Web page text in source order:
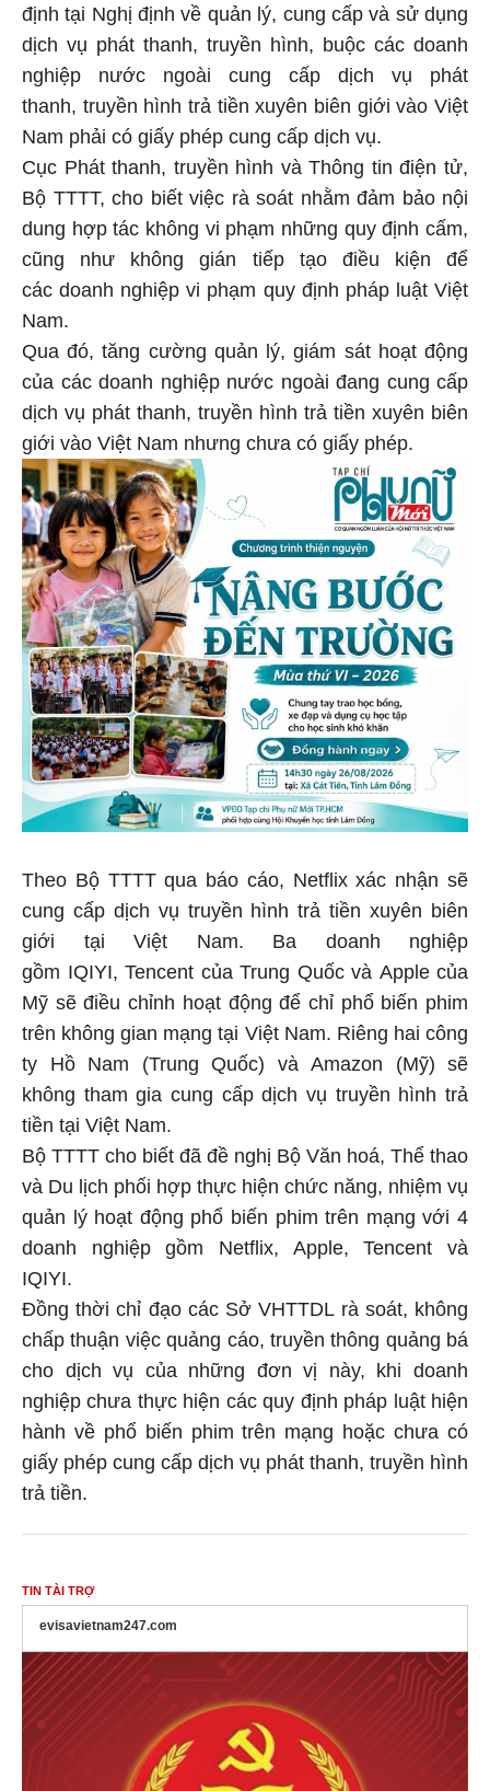
định tại Nghị định về quản lý, cung cấp và sử dụng
dịch vụ phát thanh, truyền hình, buộc các doanh
nghiệp nước ngoài cung cấp dịch vụ phát
thanh, truyền hình trả tiền xuyên biên giới vào Việt
Nam phải có giấy phép cung cấp dịch vụ.
Cục Phát thanh, truyền hình và Thông tin điện tử,
Bộ TTTT, cho biết việc rà soát nhằm đảm bảo nội
dung hợp tác không vi phạm những quy định cấm,
cũng như không gián tiếp tạo điều kiện để
các doanh nghiệp vi phạm quy định pháp luật Việt
Nam.
Qua đó, tăng cường quản lý, giám sát hoạt động
của các doanh nghiệp nước ngoài đang cung cấp
dịch vụ phát thanh, truyền hình trả tiền xuyên biên
giới vào Việt Nam nhưng chưa có giấy phép.
Theo Bộ TTTT qua báo cáo, Netflix xác nhận sẽ
cung cấp dịch vụ truyền hình trả tiền xuyên biên
giới tại Việt Nam. Ba doanh nghiệp
gồm IQIYI, Tencent của Trung Quốc và Apple của
Mỹ sẽ điều chỉnh hoạt động để chỉ phổ biến phim
trên không gian mạng tại Việt Nam. Riêng hai công
ty Hồ Nam (Trung Quốc) và Amazon (Mỹ) sẽ
không tham gia cung cấp dịch vụ truyền hình trả
tiền tại Việt Nam.
Bộ TTTT cho biết đã đề nghị Bộ Văn hoá, Thể thao
và Du lịch phối hợp thực hiện chức năng, nhiệm vụ
quản lý hoạt động phổ biến phim trên mạng với 4
doanh nghiệp gồm Netflix, Apple, Tencent và
IQIYI.
Đồng thời chỉ đạo các Sở VHTTDL rà soát, không
chấp thuận việc quảng cáo, truyền thông quảng bá
cho dịch vụ của những đơn vị này, khi doanh
nghiệp chưa thực hiện các quy định pháp luật hiện
hành về phổ biến phim trên mạng hoặc chưa có
giấy phép cung cấp dịch vụ phát thanh, truyền hình
trả tiền.
TIN TÀI TRỢ
evisavietnam247.com